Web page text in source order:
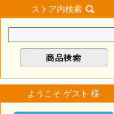
ストア内検索
ようこそ ゲスト 様